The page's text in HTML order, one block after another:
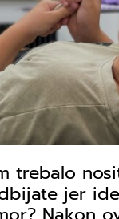
trebalo
jer